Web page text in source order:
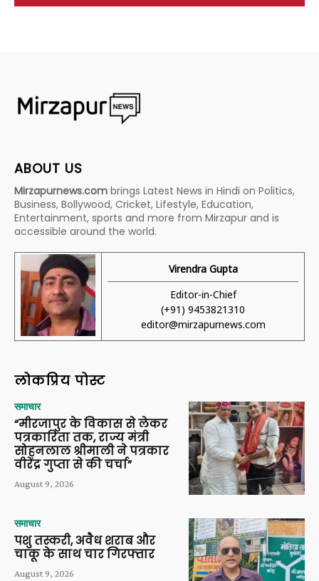
ABOUT US
Mirzapurnews.com brings Latest News in Hindi on Politics,
Business, Bollywood, Cricket, Lifestyle, Education,
Entertainment, sports and more from Mirzapur and is
accessible around the world.
Virendra Gupta
Editor-in-Chief
(+91) 9453821310
editor@mirzapurnews.com
लोकप्रिय पोस्ट
समाचार
“मीरजापुर के विकास से लेकर
पत्रकारिता तक, राज्य मंत्री
सोहनलाल श्रीमाली ने पत्रकार
वीरेंद्र गुप्ता से की चर्चा”
August 9, 2026
समाचार
पशु तस्करी, अवैध शराब और
चाकू के साथ चार गिरफ्तार
August 9, 2026